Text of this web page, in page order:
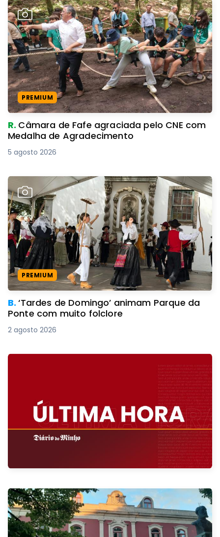
PREMIUM
R. Câmara de Fafe agraciada pelo CNE com
Medalha de Agradecimento
5 agosto 2026
PREMIUM
B.‘Tardes de Domingo’ animam Parque da
Ponte com muito folclore
2 agosto 2026